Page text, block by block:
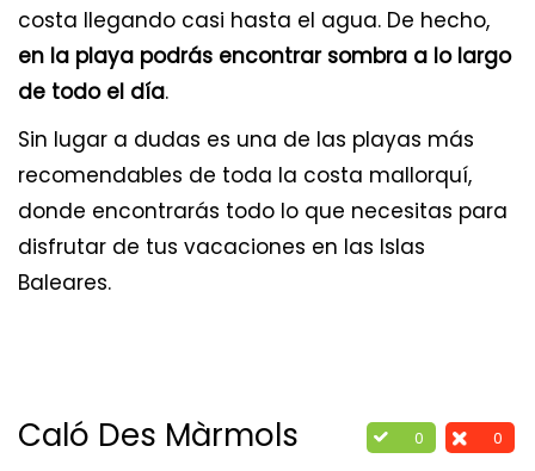
costa llegando casi hasta el agua. De hecho,
en la playa podrás encontrar sombra a lo largo
de todo el día.
Sin lugar a dudas es una de las playas más
recomendables de toda la costa mallorquí,
donde encontrarás todo lo que necesitas para
disfrutar de tus vacaciones en las Islas
Baleares.
0 0
Caló Des Màrmols